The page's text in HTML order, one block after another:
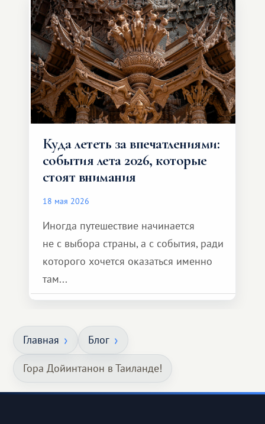
и Африка — континент, который
способен подарить совершенно иной
формат путешествия.
Куда лететь за впечатлениями:
события лета 2026, которые
стоят внимания
18 мая 2026
Иногда путешествие начинается
не с выбора страны, а с события, ради
которого хочется оказаться именно
там...
Главная Блог
Гора Дойинтанон в Таиланде!